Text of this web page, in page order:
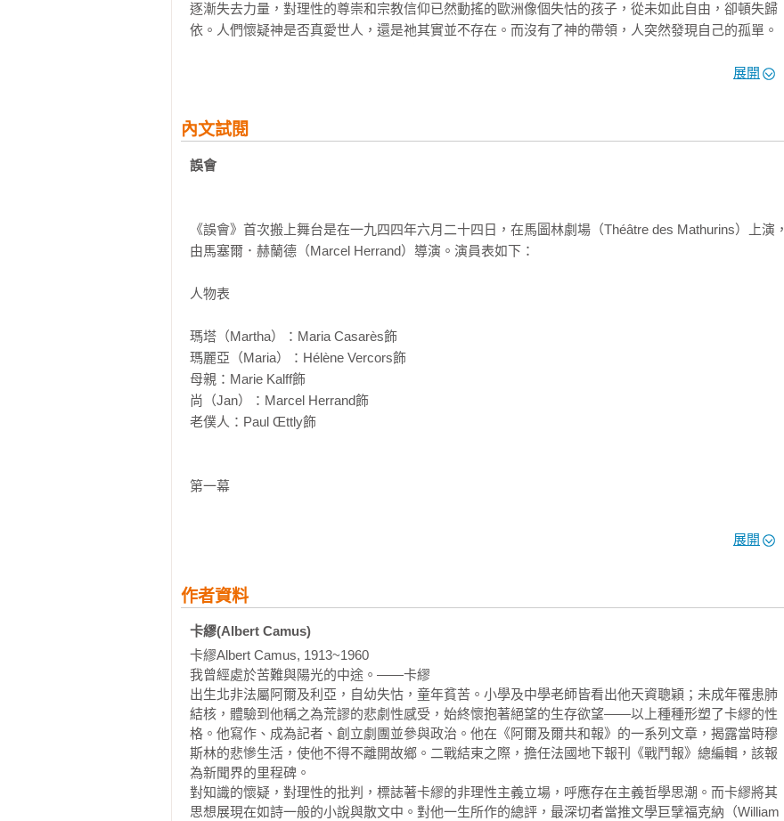
到了母親經營的旅館，卻遭到認不出他的母親和姊妹搶劫並謀殺。卡繆一九三五年實際上在阿爾及爾
的報紙上看過這個故事，沒有把它忘掉。他在《異鄉人》此處用上了它，後來又讓它成為劇作《誤
阿爾及爾而前往巴黎的罪咎感。……一個兒子因為母親認不得他而被殺死，這個處境對任何讀者來說
——艾莉絲．卡普蘭，《尋找異鄉人》
如果兒子說『是我，我叫什麼名字』，一切就會改觀。這也就是說，在這個不公不義、冷漠的世界，
用最簡單的真誠和最正確的字眼，人可以自救，也可以救其他人。」
逐漸失去力量，對理性的尊崇和宗教信仰已然動搖的歐洲像個失怙的孩子，從未如此自由，卻頓失歸
依。人們懷疑神是否真愛世人，還是祂其實並不存在。而沒有了神的帶領，人突然發現自己的孤單。
活又切斷了人與自然的連結。人失了根，不再理解他的世界。努力有何意義？存在為何目的？
論述之作《薛西弗斯的神話》的問題意識。卡繆想知道抱持著一個接受現世之外沒有其他可能，又拒
絕遁入信仰或「就是這樣，不然呢」的閃躲態度（卡繆使用「跳躍」〔un saut〕一詞，指的是作弊、
人一旦察覺到與身處世界之間的違和感，一切就都不一樣了。但是意識到荒謬只是開端，絕非結果。
德規範，他要以一己之力扛起人生的全責，形塑自己的人生。因此，《薛西弗斯的神話》對荒謬的因
不求明天。人生的無意義與自殺的命題因而解決：人生愈沒有意義，人愈可能活好活滿。換句話說，
荒謬的人認命，卻不認命。承認荒謬的下一步並非否定人生，而是反抗。
然而，以荒謬為前提並透過邏輯推演所得到的完全自由真的沒問題嗎？卡繆以戲劇作品《卡里古拉》
尋求回應。卡里古拉是歷史上真實存在的羅馬暴君，他的親妹妹兼情人之死使他意識到死亡不可逆之
真相，而所有人都必須活在真相之中。卡繆給了卡里古拉各種荒唐殘暴的作為一個非常人性、甚至令
荒謬現實的重擊。他起身反抗，但是方法錯了，因為他的作為出於絕望，他喪失了對人與生命的信
獨裁者的隱喻。劇作家邀請讀者捫心自問：如果你我也擁有無限權力，如果你我也希望翻轉世界的秩
序，是否也會成為卡里古拉？劇末一句「我還活著」，意味深長。
劇作《誤會》雖不在一部小說、一部劇作和一部論述的原始計畫內，卻未嘗不可將它視為介於荒謬與
反抗階段之間的轉捩點。它的場景設於今日的捷克，這個對卡繆而言意味著流放與無助之地。浪子在
離家多年後返回故里，心情輾轉忐忑。他入住其母與其妹經營的小鎮旅店，為了觀察家人是否惦記著
他，也因為無法決定自己的去留，他選擇假扮陌生人，卻始終找不到對的那句通關密語與家人相認，
最後慘遭她們謀財殺害。卡繆寫作此劇時身在法國，二戰阻斷了法國與阿爾及利亞間的聯絡，使他無
法回鄉與家人妻子相聚。劇作家對臨海家鄉的思念，化為殺人凶手前往熱帶國度幸福生活的幻夢。然
而，如果每個人都有權追求幸福，任何手段是否皆為正當？反抗不能沒有限度，目的不能合理化手
段，這是卡繆下一階段反抗思想的重點之一。《誤會》是卡繆創作現代悲劇的嘗試，有命運的捉弄，
展開
內文試閱
誤會
《誤會》首次搬上舞台是在一九四四年六月二十四日，在馬圖林劇場（Théâtre des Mathurins）上演，
由馬塞爾．赫蘭德（Marcel Herrand）導演。演員表如下：
人物表
瑪塔（Martha）：Maria Casarès飾
瑪麗亞（Maria）：Hélène Vercors飾
母親：Marie Kalff飾
尚（Jan）：Marcel Herrand飾
老僕人：Paul Œttly飾
第一幕
中午。旅店接待室。室內整潔明亮。一切井然有序。
母親：　他會再回來。
瑪塔：　他這麼跟妳說的？
母親：　是啊。妳剛才出去的時候他說的。
瑪塔：　他單獨一人回來嗎？
母親：　我不知道。
瑪塔：　他有錢嗎？
母親：　他沒有在乎房錢。
瑪塔：　如果有錢更好，但還得他是隻身一人才行。
母親：　（疲倦地）隻身一人又有錢，是啊。然後我們又得再幹一次。
展開
作者資料
卡繆(Albert Camus)
卡繆Albert Camus, 1913~1960
我曾經處於苦難與陽光的中途。——卡繆
出生北非法屬阿爾及利亞，自幼失怙，童年貧苦。小學及中學老師皆看出他天資聰穎；未成年罹患肺
結核，體驗到他稱之為荒謬的悲劇性感受，始終懷抱著絕望的生存欲望——以上種種形塑了卡繆的性
格。他寫作、成為記者、創立劇團並參與政治。他在《阿爾及爾共和報》的一系列文章，揭露當時穆
斯林的悲慘生活，使他不得不離開故鄉。二戰結束之際，擔任法國地下報刊《戰鬥報》總編輯，該報
為新聞界的里程碑。
對知識的懷疑，對理性的批判，標誌著卡繆的非理性主義立場，呼應存在主義哲學思潮。而卡繆將其
思想展現在如詩一般的小說與散文中。對他一生所作的總評，最深切者當推文學巨擘福克納（William